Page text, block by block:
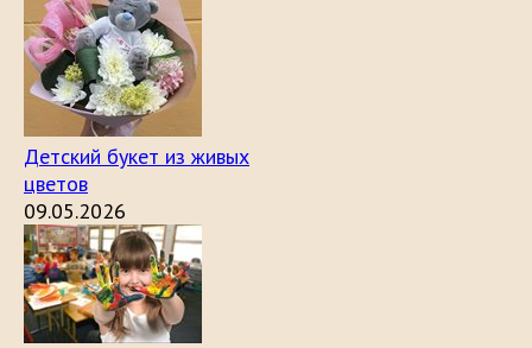
Детский букет из живых
цветов
09.05.2026